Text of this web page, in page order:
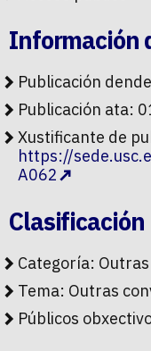
Información
Publicación
Publicación ata:
Xustificante de
https://
A062
Clasificación
Categoría:
Tema: Outras
Públicos